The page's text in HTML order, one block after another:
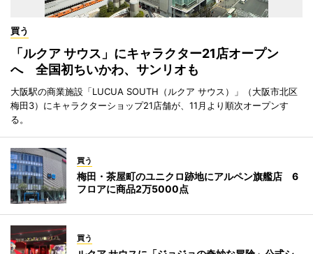
買う
「ルクア サウス」にキャラクター21店オープン
へ 全国初ちいかわ、サンリオも
大阪駅の商業施設「LUCUA SOUTH（ルクア サウス）」（大阪市北区
梅田3）にキャラクターショップ21店舗が、11月より順次オープンす
る。
買う
梅田・茶屋町のユニクロ跡地にアルペン旗艦店 6
フロアに商品2万5000点
買う